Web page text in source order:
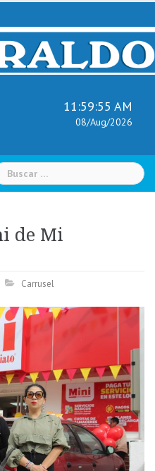
11:59:56 AM
08/Aug/2026
de Mi
Carrusel